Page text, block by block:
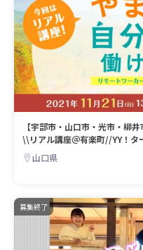
【宇部市・山口市・光市・柳
\\リアル講座＠有楽町//YY！タ
る場所山口県
募集終了